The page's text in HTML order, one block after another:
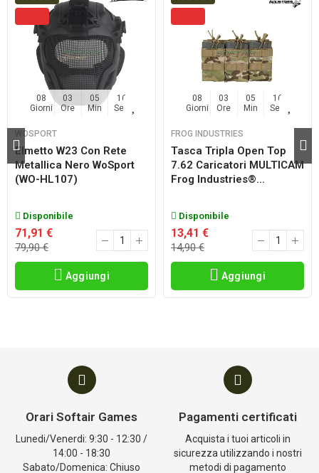
08
Giorni
03
Ore
05
Min
16
Sec
WOSPORT
Elmetto W23 Con Rete
Metallica Nero WoSport
(WO-HL107)
Disponibile
71,91 €
79,90 €
Aggiungi
08
Giorni
03
Ore
05
Min
16
Sec
FROG INDUSTRIES
Tasca Tripla Open Top
7.62 Caricatori MULTICAM
Frog Industries®...
Disponibile
13,41 €
14,90 €
Aggiungi
Orari Softair Games
Lunedi/Venerdi: 9:30 - 12:30 /
14:00 - 18:30
Sabato/Domenica: Chiuso
Pagamenti certificati
Acquista i tuoi articoli in
sicurezza utilizzando i nostri
metodi di pagamento